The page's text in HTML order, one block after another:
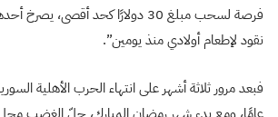
فرصة لسحب مبلغ 30 دولارًا كحد
نقود لإطعام أولادي منذ يومين”.